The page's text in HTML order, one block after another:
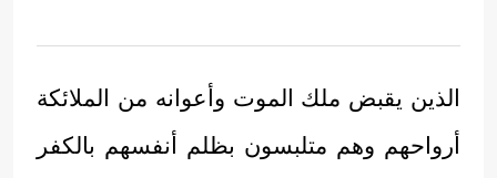
الذين يقبض ملك الموت وأعوانه من الملائكة
أرواحهم وهم متلبسون بظلم أنفسهم بالكفر